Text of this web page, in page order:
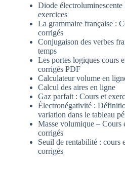
Diode
exercices
La grammaire française :
corrigés
Conjugaison des verbes
temps
Les portes logiques cours
corrigés PDF
Calculateur volume en
Calcul des aires en ligne
Gaz parfait : Cours et
Électronégativité :
variation dans le tableau
Masse volumique – Cours
corrigés
Seuil de rentabilité : cours
corrigés